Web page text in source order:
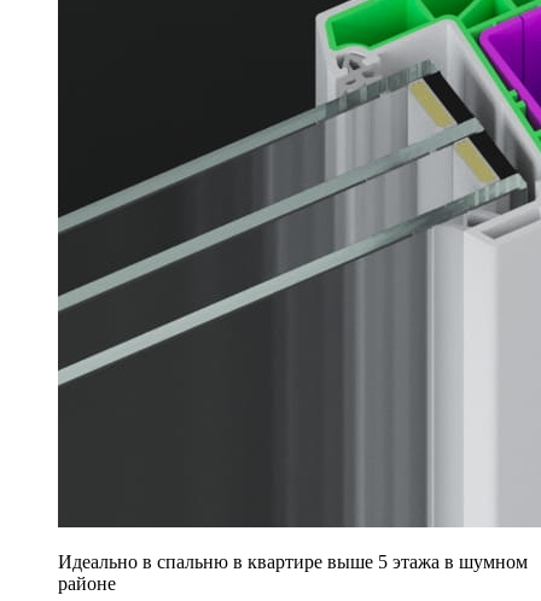
Идеально в спальню в квартире выше 5 этажа в шумном
районе